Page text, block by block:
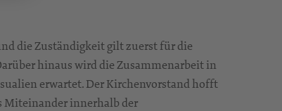
die Zuständigkeit gilt zuerst für die
hinaus wird die Zusammenarbeit in
erwartet. Der Kirchenvorstand hofft
Miteinander innerhalb der